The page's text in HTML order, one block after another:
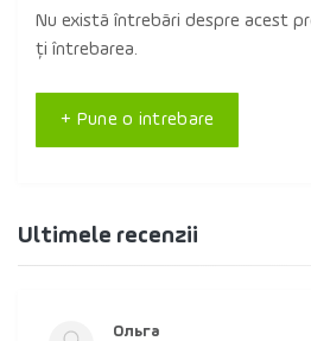
Nu există întrebări despre acest
ți întrebarea.
+ Pune o intrebare
Ultimele recenzii
Ольга